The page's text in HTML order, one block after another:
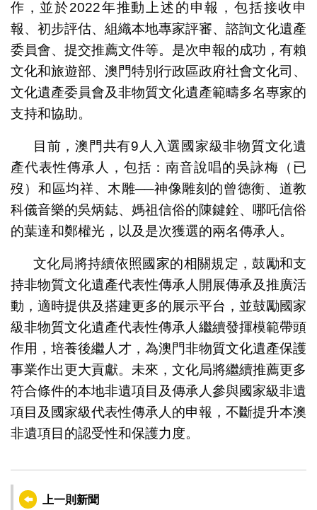
作，並於2022年推動上述的申報，包括接收申
報、初步評估、組織本地專家評審、諮詢文化遺產
委員會、提交推薦文件等。是次申報的成功，有賴
文化和旅遊部、澳門特別行政區政府社會文化司、
文化遺產委員會及非物質文化遺產範疇多名專家的
支持和協助。
目前，澳門共有9人入選國家級非物質文化遺
產代表性傳承人，包括：南音說唱的吳詠梅（已
歿）和區均祥、木雕──神像雕刻的曾德衡、道教
科儀音樂的吳炳鋕、媽祖信俗的陳鍵銓、哪吒信俗
的葉達和鄭權光，以及是次獲選的兩名傳承人。
文化局將持續依照國家的相關規定，鼓勵和支
持非物質文化遺產代表性傳承人開展傳承及推廣活
動，適時提供及搭建更多的展示平台，並鼓勵國家
級非物質文化遺產代表性傳承人繼續發揮模範帶頭
作用，培養後繼人才，為澳門非物質文化遺產保護
事業作出更大貢獻。未來，文化局將繼續推薦更多
符合條件的本地非遺項目及傳承人參與國家級非遺
項目及國家級代表性傳承人的申報，不斷提升本澳
非遺項目的認受性和保護力度。
上一則新聞